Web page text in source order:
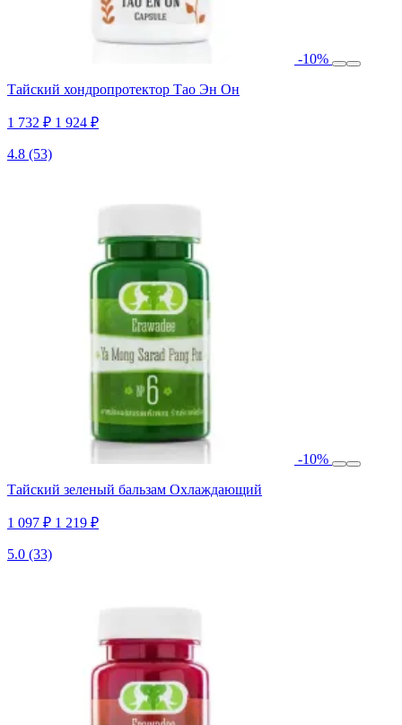
-10%
Тайский хондропротектор Тао Эн Он
1 732 ₽ 1 924 ₽
4.8 (53)
-10%
Тайский зеленый бальзам Охлаждающий
1 097 ₽ 1 219 ₽
5.0 (33)